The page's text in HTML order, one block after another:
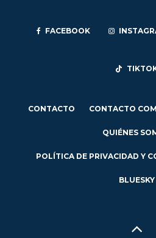
FACEBOOK
CONTACTO CONTACTO
QUIÉNES
POLÍTICA DE PRIVACIDAD Y
BLUESKY